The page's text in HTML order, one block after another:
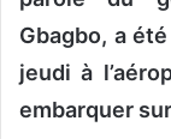
Gbagbo, a
jeudi à
embarquer